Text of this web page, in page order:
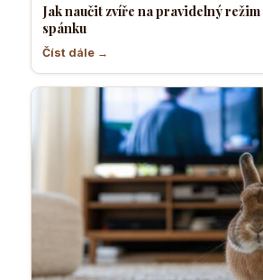
Jak naučit zvíře na pravidelný
spánku
Číst dále →